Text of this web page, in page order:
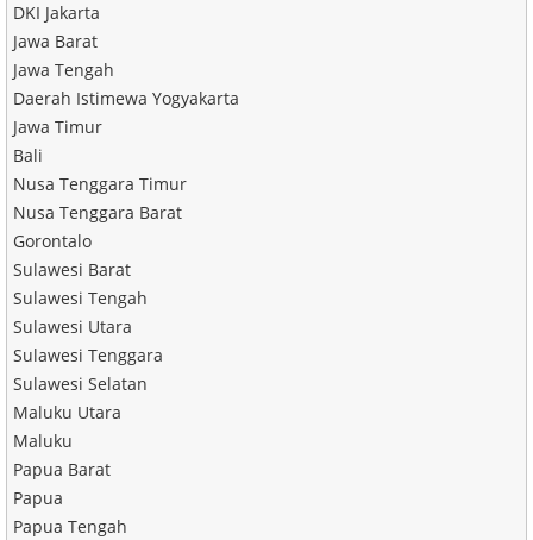
DKI Jakarta
Jawa Barat
Jawa Tengah
Daerah Istimewa Yogyakarta
Jawa Timur
Bali
Nusa Tenggara Timur
Nusa Tenggara Barat
Gorontalo
Sulawesi Barat
Sulawesi Tengah
Sulawesi Utara
Sulawesi Tenggara
Sulawesi Selatan
Maluku Utara
Maluku
Papua Barat
Papua
Papua Tengah